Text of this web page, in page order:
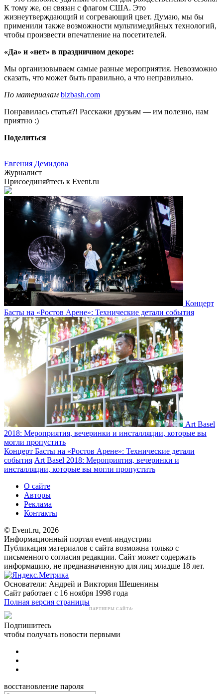
К тому же, он связан с флагом США. Это
жизнеутверждающий и согревающий цвет. Думаю, мы бы
применили также возможности мультимедийных технологий,
чтобы произвести впечатление на посетителей.
«Да» и «нет» в праздничном декоре:
Мы организовываем самые разные мероприятия. Невозможно
сказать, что может быть правильно, а что неправильно.
По материалам bizbash.com
Понравилась статья?! Расскажи друзьям — им полезно, нам
приятно :)
Поделиться
Евгения Демидова
Журналист
Присоединяйтесь к Event.ru
Концерт
Басты на «Ростов Арене»: Технические детали события
Art Basel
2018: Мероприятия, вечеринки и инсталляции, которые вы
могли пропустить
Концерт Басты на «Ростов Арене»: Технические детали
события Art Basel 2018: Мероприятия, вечеринки и
инсталляции, которые вы могли пропустить
О сайте
Авторы
Реклама
Контакты
© Event.ru, 2026
Информационный портал event-индустрии
Публикация материалов с сайта возможна только с
письменного согласия редакции. Сайт может содержать
информацию, не предназначенную для лиц младше 18 лет.
Основатели: Андрей и Виктория Шешенины
Сайт работает с 16 ноября 1998 года
Полная версия страницы
ПАРТНЕРЫ САЙТА:
Подпишитесь
чтобы получать новости первыми
восстановление пароля